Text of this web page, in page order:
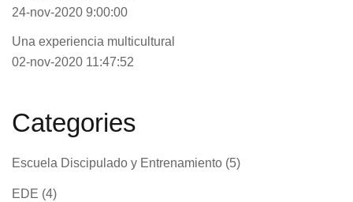
24-nov-2020 9:00:00
Una experiencia multicultural
02-nov-2020 11:47:52
Categories
Escuela Discipulado y Entrenamiento (5)
EDE (4)